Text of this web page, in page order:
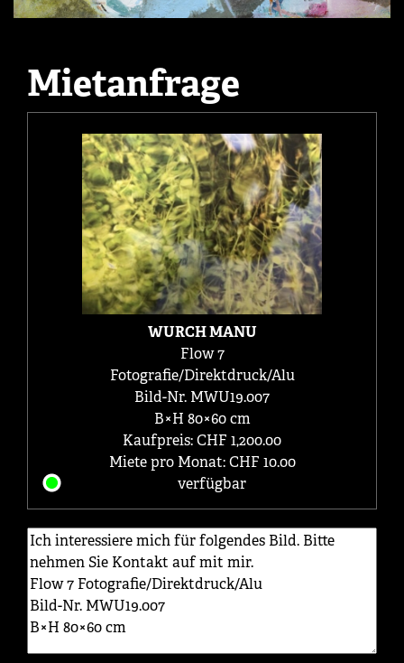
Mietanfrage
WURCH MANU
Flow 7
Fotografie/Direktdruck/Alu
Bild-Nr. MWU19.007
B×H 80×60 cm
Kaufpreis: CHF 1,200.00
Miete pro Monat: CHF 10.00
verfügbar